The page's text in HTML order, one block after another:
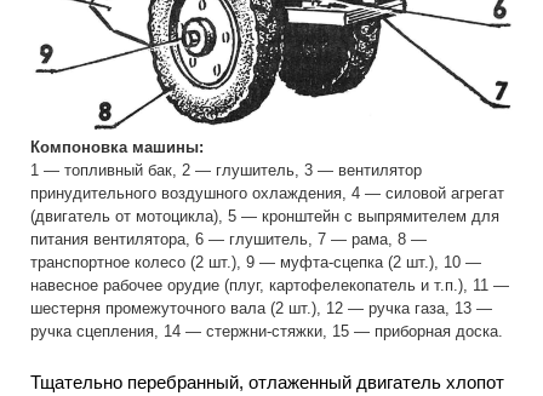
Компоновка машины:
1 — топливный бак, 2 — глушитель, 3 — вентилятор
принудительного воздушного охлаждения, 4 — силовой агрегат
(двигатель от мотоцикла), 5 — кронштейн с выпрямителем для
питания вентилятора, 6 — глушитель, 7 — рама, 8 —
транспортное колесо (2 шт.), 9 — муфта-сцепка (2 шт.), 10 —
навесное рабочее орудие (плуг, картофелекопатель и т.п.), 11 —
шестерня промежуточного вала (2 шт.), 12 — ручка газа, 13 —
ручка сцепления, 14 — стержни-стяжки, 15 — приборная доска.
Тщательно перебранный, отлаженный двигатель хлопот